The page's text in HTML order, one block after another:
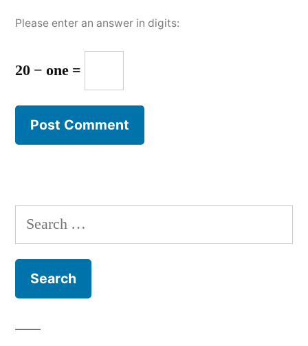
Please enter an answer in digits:
20 − one =
Search
for: